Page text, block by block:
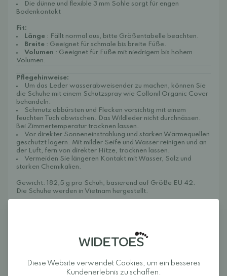
Die dünne und flexible 3 mm Sohle sorgt für engen
Bodenkontakt
Fit:
Länge : Fällt normal aus, bitte Größentabelle beachten.
Breite : Geeignet für schmale bis breite Füße.
Volumen : Geeignet für Füße mit niedrigem bis hohem
Volumen.
Pflegehinweise:
Um das Leder wasserabweisender zu machen, können Sie
die Schuhe mit einem Schutzspray wie Collonil Organic Cover
behandeln.
Schmutz abbürsten und Flecken vorsichtig mit einem
feuchten Tuch abwischen. Das Wildleder nicht durchnässen.
Bei Zimmertemperatur trocknen lassen.
Vor direkter Sonneneinstrahlung und starken Wärmequellen
geschützt lagern. Mit milder Seife und Wasser reinigen und an
der Luft, fern von direkter Hitze, trocknen lassen.
Vermeiden Sie längeren Kontakt mit Wasser, Salz und
starken Chemikalien.
Gewicht: 182,5 g pro Schuh, basierend auf Größe EU 42.
Die Schuhe werden in Vietnam hergestellt.
Fußgewölbe, Barfußschuhe und minimalistische Schuhe für die
ganze Familie. Unser Ziel ist es, Ihnen eine der besten
Auswahlen an Schuhen mit Fußgewölbe und Schuhen für
Sie ganz einfach Modelle, die Ihren Zehen genügend Platz
bieten und Ihren Füßen natürliche Bewegungsfreiheit
Diese Website verwendet Cookies, um ein besseres
Kundenerlebnis zu schaffen.